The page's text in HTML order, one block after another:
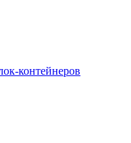
контейнеров